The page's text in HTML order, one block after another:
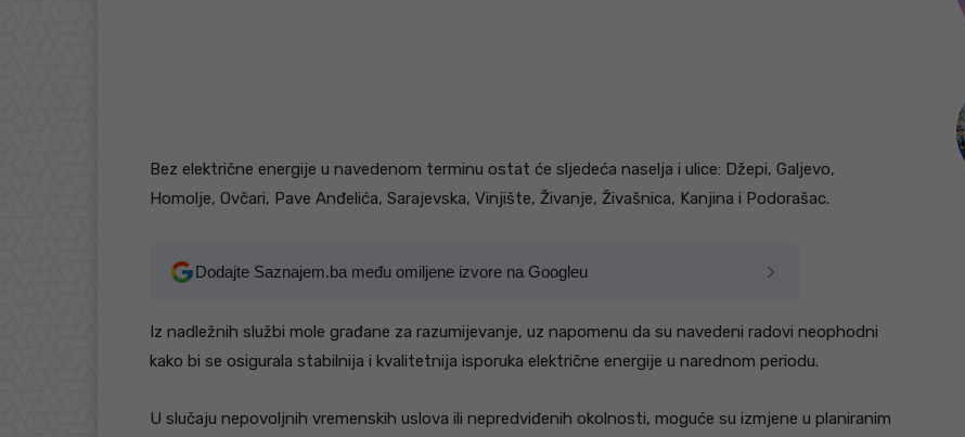
Bez električne energije u navedenom terminu ostat će sljedeća naselja i ulice: Džepi, Galjevo,
Homolje, Ovčari, Pave Anđelića, Sarajevska, Vinjište, Živanje, Živašnica, Kanjina i Podorašac.
Dodajte Saznajem.ba među omiljene izvore na Googleu
Iz nadležnih službi mole građane za razumijevanje, uz napomenu da su navedeni radovi neophodni
kako bi se osigurala stabilnija i kvalitetnija isporuka električne energije u narednom periodu.
U slučaju nepovoljnih vremenskih uslova ili nepredviđenih okolnosti, moguće su izmjene u planiranim